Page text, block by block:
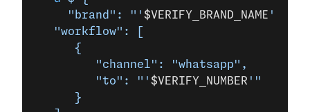
	 "brand": "'
$VERIFY_BRAND_NAME '",
   "workflow": [
      {
         "channel": "whatsapp",
         "to": "'
$VERIFY_NUMBER '"
      }